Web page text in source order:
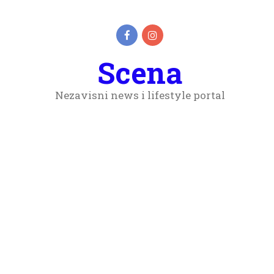
Scena
Nezavisni news i lifestyle portal